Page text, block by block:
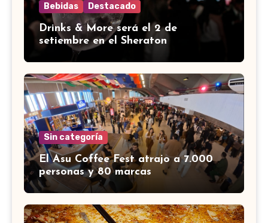
Bebidas Destacado
Drinks & More será el 2 de
setiembre en el Sheraton
Sin categoría
El Asu Coffee Fest atrajo a 7.000
personas y 80 marcas